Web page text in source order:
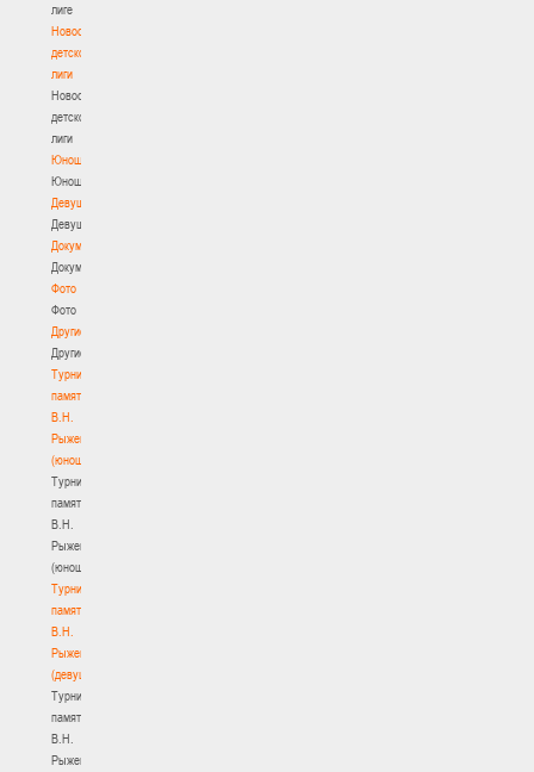
лиге
Новости
детской
лиги
Новости
детской
лиги
Юноши
Юноши
Девушки
Девушки
Документы
Документы
Фото
Фото
Другие
Другие
Турнир
памяти
В.Н.
Рыженкова
(юноши)
Турнир
памяти
В.Н.
Рыженкова
(юноши)
Турнир
памяти
В.Н.
Рыженкова
(девушки)
Турнир
памяти
В.Н.
Рыженкова